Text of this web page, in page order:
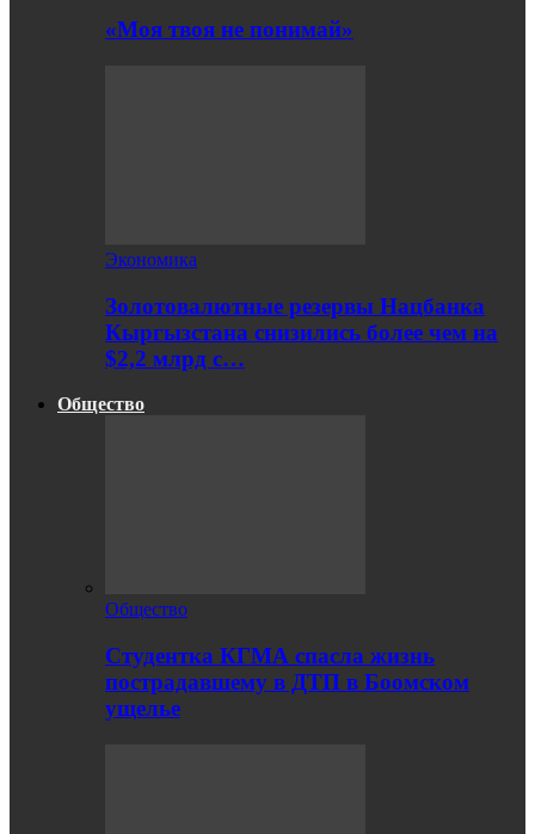
«Моя твоя не понимай»
Экономика
Золотовалютные резервы Нацбанка
Кыргызстана снизились более чем на
$2,2 млрд с…
Общество
Общество
Студентка КГМА спасла жизнь
пострадавшему в ДТП в Боомском
ущелье